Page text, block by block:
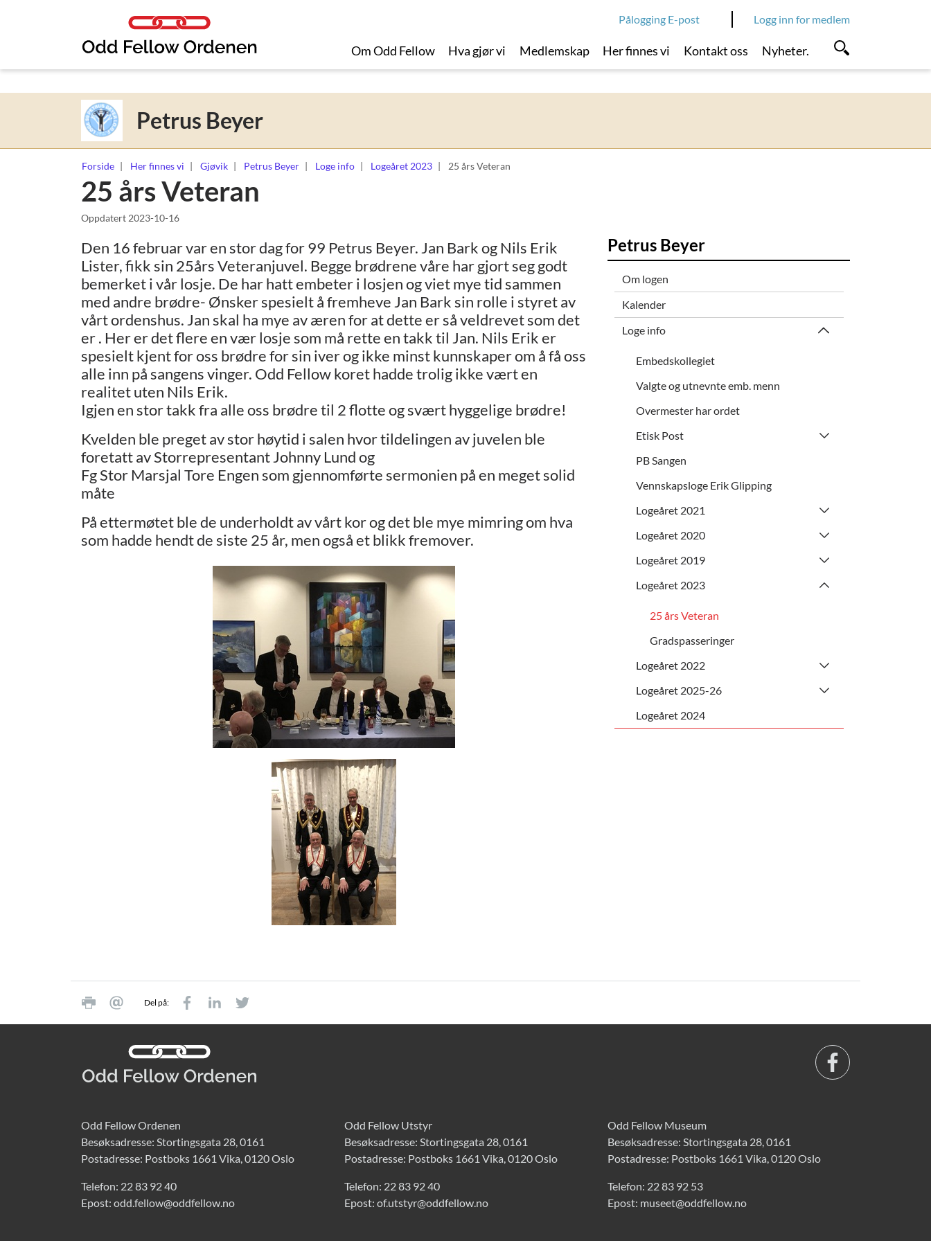
Logg inn for medlem
Pålogging E-post
Om Odd Fellow Hva gjør vi Medlemskap Her finnes vi Kontakt oss Nyheter.
Petrus Beyer
Forside Her finnes vi Gjøvik Petrus Beyer Loge info Logeåret 2023 25 års Veteran
25 års Veteran
Oppdatert 2023-10-16
Den 16 februar var en stor dag for 99 Petrus Beyer. Jan Bark og Nils Erik
Lister, fikk sin 25års Veteranjuvel. Begge brødrene våre har gjort seg godt
bemerket i vår losje. De har hatt embeter i losjen og viet mye tid sammen
med andre brødre- Ønsker spesielt å fremheve Jan Bark sin rolle i styret av
vårt ordenshus. Jan skal ha mye av æren for at dette er så veldrevet som det
er . Her er det flere en vær losje som må rette en takk til Jan. Nils Erik er
spesielt kjent for oss brødre for sin iver og ikke minst kunnskaper om å få oss
alle inn på sangens vinger. Odd Fellow koret hadde trolig ikke vært en
realitet uten Nils Erik.
Igjen en stor takk fra alle oss brødre til 2 flotte og svært hyggelige brødre!
Kvelden ble preget av stor høytid i salen hvor tildelingen av juvelen ble
foretatt av Storrepresentant Johnny Lund og
Fg Stor Marsjal Tore Engen som gjennomførte sermonien på en meget solid
måte
På ettermøtet ble de underholdt av vårt kor og det ble mye mimring om hva
som hadde hendt de siste 25 år, men også et blikk fremover.
Petrus Beyer
Om logen
Kalender
Loge info
Embedskollegiet
Valgte og utnevnte emb. menn
Overmester har ordet
Etisk Post
PB Sangen
Vennskapsloge Erik Glipping
Logeåret 2021
Logeåret 2020
Logeåret 2019
Logeåret 2023
25 års Veteran
Gradspasseringer
Logeåret 2022
Logeåret 2025-26
Logeåret 2024
Del på:
Odd Fellow Ordenen
Besøksadresse: Stortingsgata 28, 0161
Postadresse: Postboks 1661 Vika, 0120 Oslo
Telefon: 22 83 92 40
Epost: odd.fellow@oddfellow.no
Odd Fellow Utstyr
Besøksadresse: Stortingsgata 28, 0161
Postadresse: Postboks 1661 Vika, 0120 Oslo
Telefon: 22 83 92 40
Epost: of.utstyr@oddfellow.no
Odd Fellow Museum
Besøksadresse: Stortingsgata 28, 0161
Postadresse: Postboks 1661 Vika, 0120 Oslo
Telefon: 22 83 92 53
Epost: museet@oddfellow.no